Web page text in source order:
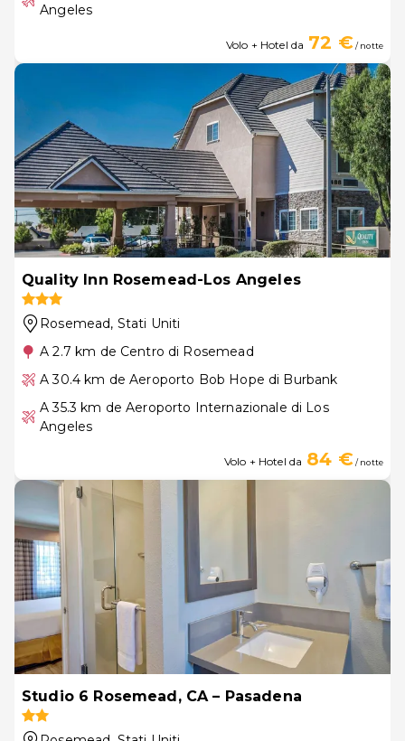
Angeles
Volo + Hotel da 72 €/ notte
Quality Inn Rosemead-Los Angeles
Rosemead, Stati Uniti
A 2.7 km de Centro di Rosemead
A 30.4 km de Aeroporto Bob Hope di Burbank
A 35.3 km de Aeroporto Internazionale di Los
Angeles
Volo + Hotel da 84 €/ notte
Studio 6 Rosemead, CA – Pasadena